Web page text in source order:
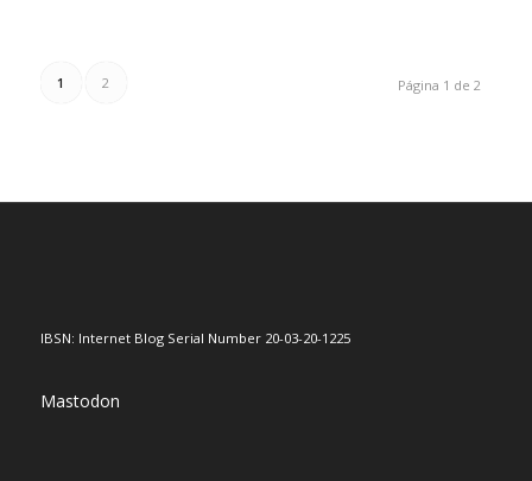
Página 1 de 2
1 2
IBSN: Internet Blog Serial Number 20-03-20-1225
Mastodon